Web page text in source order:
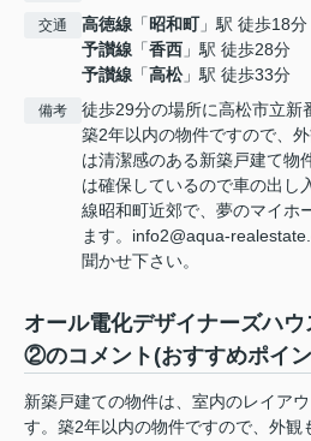
交通 高徳線 「昭和町」駅 徒歩18分
予讃線 「香西 」駅 徒歩28分
予讃線 「高松」駅 徒歩33分
備考
徒歩29分の場所に高松市立新
築2年以内の物件ですので、
は清潔感のある新築戸建て物
は確保しているので車の出し
線昭和町近郊で、夢のマイホ
ます。info2@aqua-
聞かせ下さい。
オール電化デザイナーズハ
②のコメント(おすすめポイ
新築戸建ての物件は、室内のレイア
す。築2年以内の物件ですので、外観